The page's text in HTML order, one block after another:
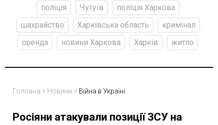
поліція Чугуїв
поліція Харкова
шахрайство
Харківська область
кримінал
оренда
новини Харкова Харків житло
Головна > Новини > Війна в Україні
Росіяни атакували позиції ЗСУ на